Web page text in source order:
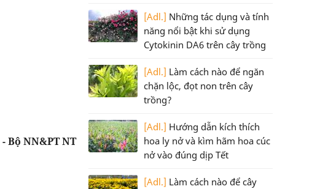
Bộ NN&PT NT
[Adl.] Những tác dụng và tính
năng nổi bật khi sử dụng
Cytokinin DA6 trên cây trồng
[Adl.] Làm cách nào để ngăn
chặn lộc, đọt non trên cây
trồng?
[Adl.] Hướng dẫn kích thích
hoa ly nở và kìm hãm hoa cúc
nở vào đúng dịp Tết
[Adl.] Làm cách nào để cây